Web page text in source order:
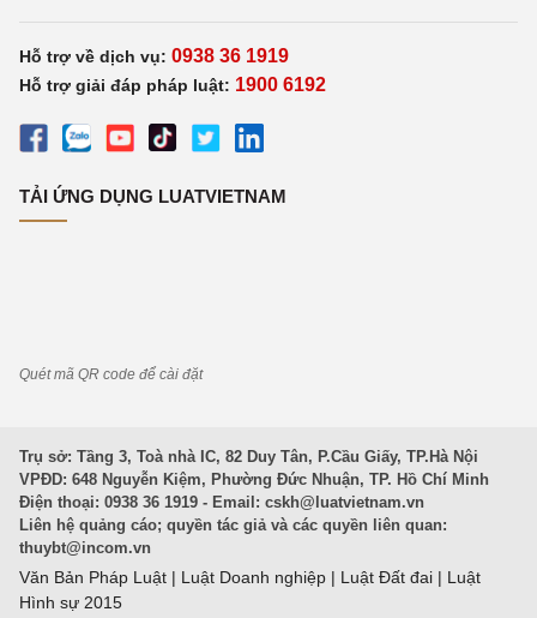
Hỗ trợ về dịch vụ: 0938 36 1919
Hỗ trợ giải đáp pháp luật: 1900 6192
TẢI ỨNG DỤNG LUATVIETNAM
Quét mã QR code để cài đặt
Trụ sở: Tầng 3, Toà nhà IC, 82 Duy Tân, P.Cầu Giấy, TP.Hà Nội
VPĐD: 648 Nguyễn Kiệm, Phường Đức Nhuận, TP. Hồ Chí Minh
Điện thoại: 0938 36 1919 - Email: cskh@luatvietnam.vn
Liên hệ quảng cáo; quyền tác giả và các quyền liên quan:
thuybt@incom.vn
Văn Bản Pháp Luật | Luật Doanh nghiệp | Luật Đất đai | Luật
Hình sự 2015